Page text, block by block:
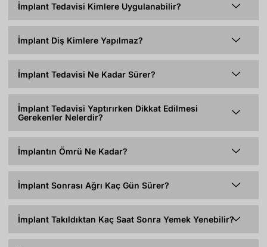
İmplant Tedavisi Kimlere Uygulanabilir?
İmplant Diş Kimlere Yapılmaz?
İmplant Tedavisi Ne Kadar Sürer?
İmplant Tedavisi Yaptırırken Dikkat Edilmesi
Gerekenler Nelerdir?
İmplantın Ömrü Ne Kadar?
İmplant Sonrası Ağrı Kaç Gün Sürer?
İmplant Takıldıktan Kaç Saat Sonra Yemek Yenebilir?